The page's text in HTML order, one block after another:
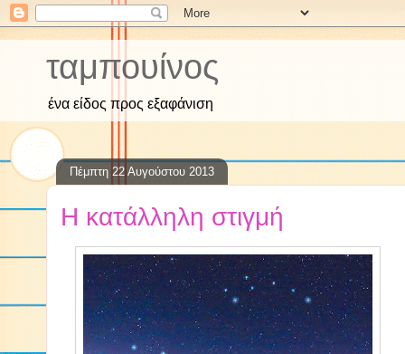
ταμπουίνος
ένα είδος προς εξαφάνιση
Πέμπτη 22 Αυγούστου 2013
Η κατάλληλη στιγμή